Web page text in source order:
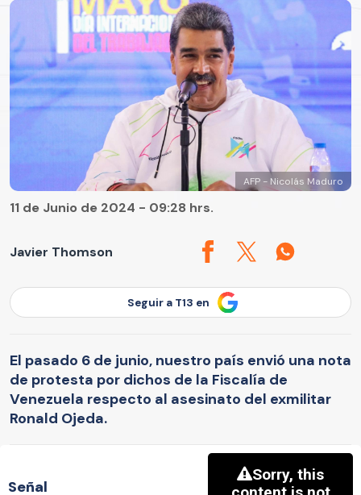
AFP - Nicolás Maduro
Javier Thomson
11 de Junio de 2024 - 09:28 hrs.
Seguir a T13 en
El pasado 6 de junio, nuestro país envió una nota
de protesta por dichos de la Fiscalía de
Venezuela respecto al asesinato del exmilitar
Ronald Ojeda.
Señal